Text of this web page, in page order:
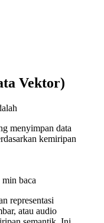
Vektor)
menyimpan data
kemiripan
min baca
representasi
atau audio